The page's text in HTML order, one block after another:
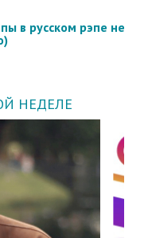
в русском рэпе не
НЕДЕЛЕ